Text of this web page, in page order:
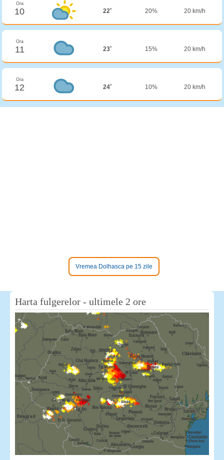
Ora
10 22˚ 20% 20 km/h
Ora
11 23˚ 15% 20 km/h
Ora
12 24˚ 10% 20 km/h
Vremea Dolhasca pe 15 zile
Harta fulgerelor - ultimele 2 ore